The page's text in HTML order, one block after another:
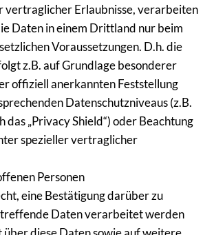
vertraglicher Erlaubnisse, verarbeiten
Daten in einem Drittland nur beim
Voraussetzungen. D.h. die
z.B. auf Grundlage besonderer
offiziell anerkannten Feststellung
Datenschutzniveaus (z.B.
das „Privacy Shield“) oder Beachtung
spezieller vertraglicher
Personen
eine Bestätigung darüber zu
Daten verarbeitet werden